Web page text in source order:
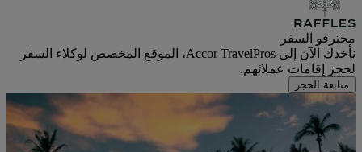
محترفو السفر
نأخذك الآن إلى Accor TravelPros، الموقع المخصص لوكلاء السفر
لحجز إقامات عملائهم.
متابعة الحجز